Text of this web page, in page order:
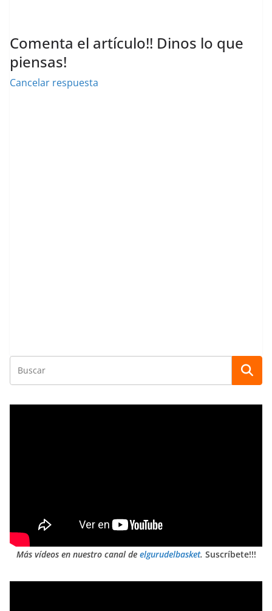
Comenta el artículo!! Dinos lo que
piensas!
Cancelar respuesta
Más vídeos en nuestro canal de elgurudelbasket. Suscríbete!!!